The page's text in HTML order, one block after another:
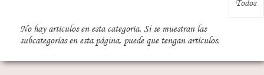
No hay artículos en esta categoría. Si se muestran las
subcategorías en esta página, puede que tengan artículos.